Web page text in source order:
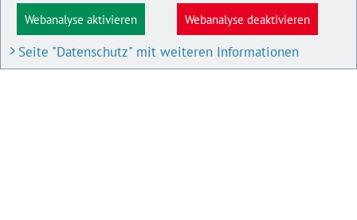
Webanalyse aktivieren Webanalyse deaktivieren
Seite "Datenschutz" mit weiteren Informationen